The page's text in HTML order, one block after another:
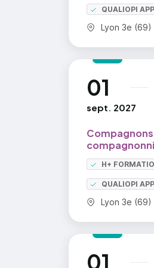
QUALIOPI
Commune :
Lyon 3e (69)
01
sept. 2027
au
H+
QUALIOPI
Commune :
Lyon 3e (69)
01
au